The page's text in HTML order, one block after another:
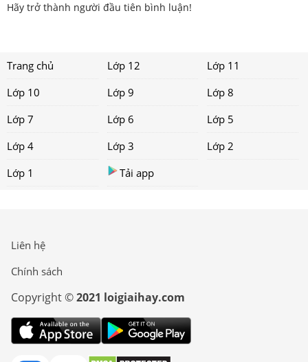
Hãy trở thành người đầu tiên bình luận!
Trang chủ Lớp 12
Lớp 11
Lớp 10
Lớp 9
Lớp 8
Lớp 7
Lớp 6
Lớp 5
Lớp 4
Lớp 3
Lớp 2
Lớp 1
Tải app
Liên hệ
Chính sách
Copyright ©2021 loigiaihay.com